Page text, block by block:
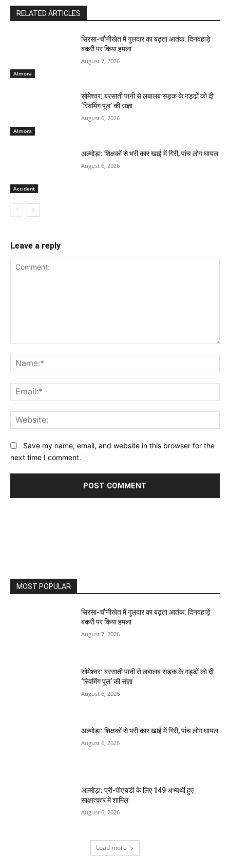
RELATED ARTICLES
Almora
सिरसा-चौनीखेत में गुलदार का बढ़ता आतंक: दिनदहाड़े
बकरी पर किया हमला
August 7, 2026
Almora
सोमेश्वर: बरसाती पानी से लबालब सड़क के गड्ढों को दी
‘स्विमिंग पूल’ की संज्ञा
August 6, 2026
Accident
अल्मोड़ा: शिक्षकों से भरी कार खाई में गिरी, पांच लोग घायल
August 6, 2026
Leave a reply
Save my name, email, and website in this browser for the
next time I comment.
MOST POPULAR
सिरसा-चौनीखेत में गुलदार का बढ़ता आतंक: दिनदहाड़े
बकरी पर किया हमला
August 7, 2026
सोमेश्वर: बरसाती पानी से लबालब सड़क के गड्ढों को दी
‘स्विमिंग पूल’ की संज्ञा
August 6, 2026
अल्मोड़ा: शिक्षकों से भरी कार खाई में गिरी, पांच लोग घायल
August 6, 2026
अल्मोड़ा: प्री-पीएचडी के लिए 149 अभ्यर्थी हुए
साक्षात्कार में शामिल
August 6, 2026
Load more